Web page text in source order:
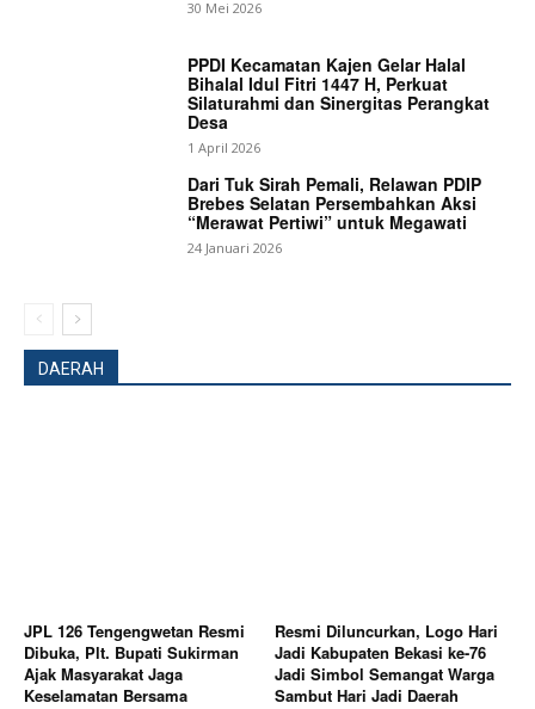
Company
About
Contact us
Subscription Plans
30 Mei 2026
PPDI Kecamatan Kajen Gelar Halal
Bihalal Idul Fitri 1447 H, Perkuat
Silaturahmi dan Sinergitas Perangkat
Desa
1 April 2026
Dari Tuk Sirah Pemali, Relawan PDIP
Brebes Selatan Persembahkan Aksi
“Merawat Pertiwi” untuk Megawati
24 Januari 2026
DAERAH
JPL 126 Tengengwetan Resmi
Dibuka, Plt. Bupati Sukirman
Ajak Masyarakat Jaga
Keselamatan Bersama
Resmi Diluncurkan, Logo Hari
Jadi Kabupaten Bekasi ke-76
Jadi Simbol Semangat Warga
Sambut Hari Jadi Daerah